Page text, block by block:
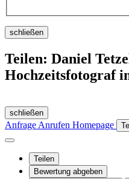
schließen
Teilen: Daniel
Hochzeitsfotograf
schließen
Anfrage Anrufen Homepage
Teilen
Bewertung abgeben